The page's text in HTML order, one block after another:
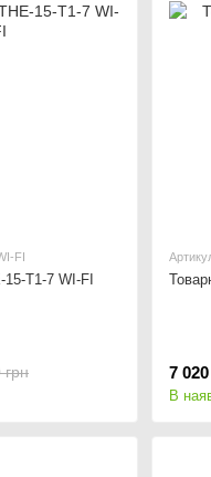
FI
Т1-7 WI-FI
грн 7
В